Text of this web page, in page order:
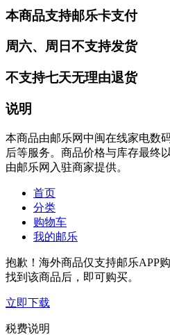
本商品支持邮乐卡支付
周六、周日不支持发货
不支持七天无理由退货
说明
本商品由邮乐网中闽在线家电数
后等服务。商品价格与库存最终
由邮乐网入驻商家提供。
首页
分类
购物车
我的邮乐
抱歉！海外商品仅支持邮乐APP
找到该商品后，即可购买。
立即下载
税费说明